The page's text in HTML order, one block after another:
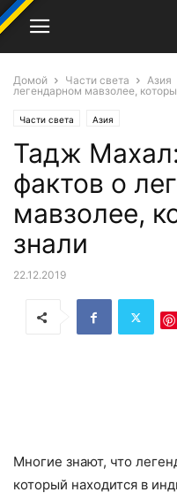
Домой Части света Азия
легендарном мавзолее,
Части света Азия
Тадж
фактов о
мавзолее,
знали
22.12.2019
Многие знают, что
который находится в